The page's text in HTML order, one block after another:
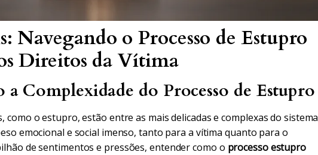
Navegando o Processo de Estupro
Direitos da Vítima
a Complexidade do Processo de Estupro
como o estupro, estão entre as mais delicadas e complexas do sistema
emocional e social imenso, tanto para a vítima quanto para o
de sentimentos e pressões, entender como o processo estupro